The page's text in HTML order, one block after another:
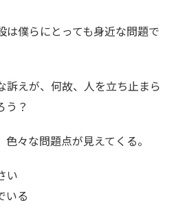
は僕らにとっても身近な問題で
訴えが、何故、人を立ち止まら
う？
々な問題点が見えてくる。
い
いる